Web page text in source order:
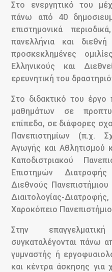
Στο ενεργητικό του
πάνω από 40
επιστημονικά
πανελλήνια και
προσκεκλημένες
Ελληνικούς και
ερευνητική του
Στο διδακτικό του έργο
μαθημάτων σε
επίπεδο, σε διάφορες
Πανεπιστημίων (π.χ.
Αγωγής και Αθλητισμού
Καποδιστριακού
Επιστημών
Διεθνούς
Διαιτολογίας-
Χαροκόπειο
Στην
συγκαταλέγονται πάνω
γυμναστής ή
και κέντρα άσκησης για